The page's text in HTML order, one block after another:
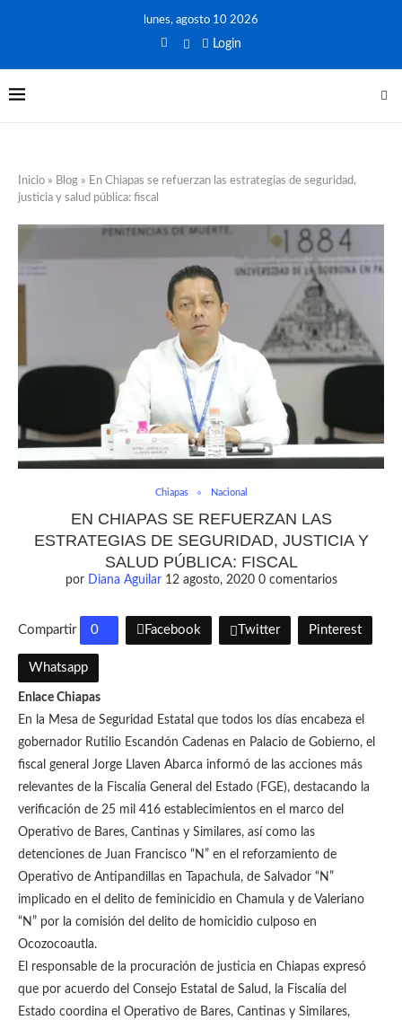
lunes, agosto 10 2026
Login
Inicio » Blog » En Chiapas se refuerzan las estrategias de seguridad,
justicia y salud pública: fiscal
Chiapas Nacional
EN CHIAPAS SE REFUERZAN LAS
ESTRATEGIAS DE SEGURIDAD, JUSTICIA Y
SALUD PÚBLICA: FISCAL
por Diana Aguilar 12 agosto, 2020 0 comentarios
Compartir 0 Facebook Twitter Pinterest
Whatsapp
Enlace Chiapas
En la Mesa de Seguridad Estatal que todos los días encabeza el
gobernador Rutilio Escandón Cadenas en Palacio de Gobierno, el
fiscal general Jorge Llaven Abarca informó de las acciones más
relevantes de la Fiscalía General del Estado (FGE), destacando la
verificación de 25 mil 416 establecimientos en el marco del
Operativo de Bares, Cantinas y Similares, así como las
detenciones de Juan Francisco “N” en el reforzamiento de
Operativo de Antipandillas en Tapachula, de Salvador “N”
implicado en el delito de feminicidio en Chamula y de Valeriano
“N” por la comisión del delito de homicidio culposo en
Ocozocoautla.
El responsable de la procuración de justicia en Chiapas expresó
que por acuerdo del Consejo Estatal de Salud, la Fiscalía del
Estado coordina el Operativo de Bares, Cantinas y Similares,